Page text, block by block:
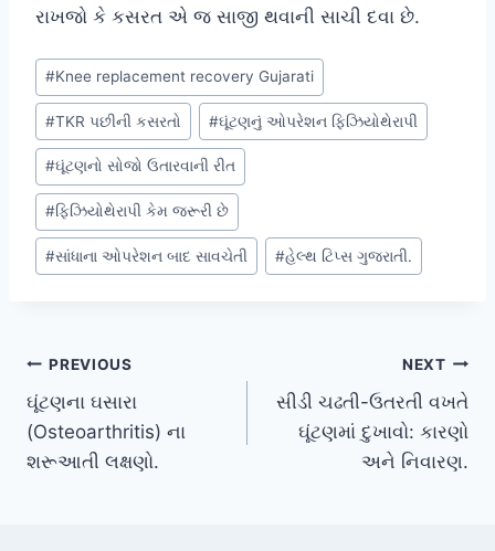
રાખજો કે કસરત એ જ સાજી થવાની સાચી દવા છે.
Post
Tags:
#Knee replacement recovery Gujarati
#TKR પછીની કસરતો #ઘૂંટણનું ઓપરેશન ફિઝિયોથેરાપી
#ઘૂંટણનો સોજો ઉતારવાની રીત
#ફિઝિયોથેરાપી કેમ જરૂરી છે
#સાંધાના ઓપરેશન બાદ સાવચેતી #હેલ્થ ટિપ્સ ગુજરાતી.
Post
navigation
PREVIOUS
ઘૂંટણના ઘસારા
(Osteoarthritis) ના
શરૂઆતી લક્ષણો.
NEXT
સીડી ચઢતી-ઉતરતી વખતે
ઘૂંટણમાં દુખાવો: કારણો
અને નિવારણ.